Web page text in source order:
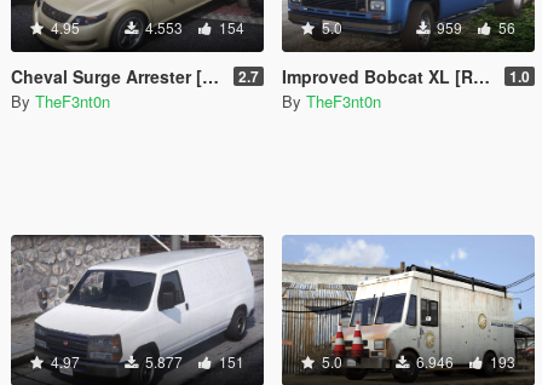
4.95 4.553 154
Cheval Surge Arrester [Add-On | Legacy | Enhanced] 2.7
By TheF3nt0n
5.0 959 56
Improved Bobcat XL [Replace | Legacy | Enhanced] 1.0
By TheF3nt0n
4.97 5.877 151 5.0 6.946 193